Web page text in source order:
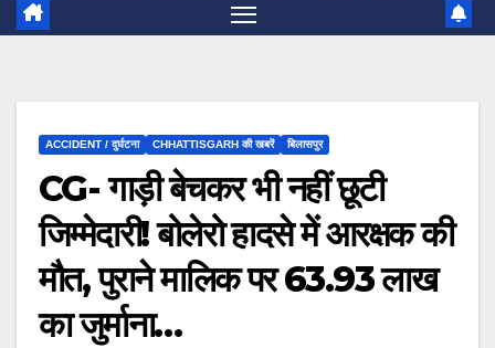
ACCIDENT / दुर्घटना CHHATTISGARH की खबरें बिलासपुर
CG- गाड़ी बेचकर भी नहीं छूटी
जिम्मेदारी! बोलेरो हादसे में आरक्षक की
मौत, पुराने मालिक पर 63.93 लाख
का जुर्माना…